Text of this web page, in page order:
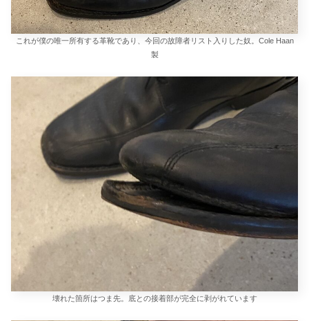
これが僕の唯一所有する革靴であり、今回の故障者リスト入りした奴。Cole Haan
製
壊れた箇所はつま先。底との接着部が完全に剥がれています